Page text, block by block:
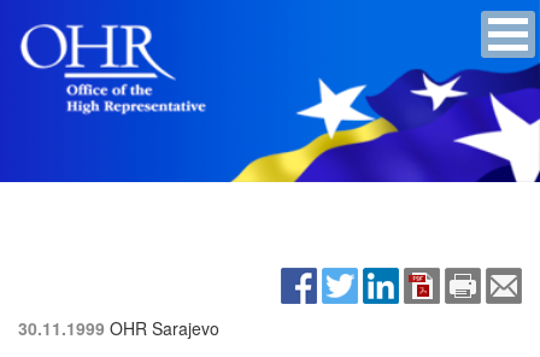
30.11.1999 OHR Sarajevo